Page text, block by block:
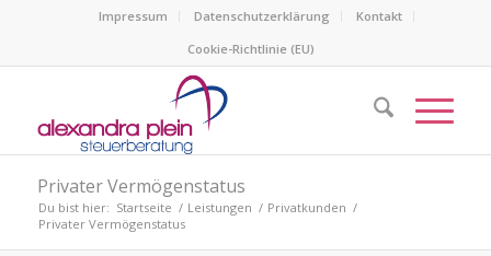
Impressum Datenschutzerklärung
Kontakt
Cookie-Richtlinie (EU)
Privater Vermögenstatus
Du bist hier: Startseite / Leistungen / Privatkunden /
Privater Vermögenstatus